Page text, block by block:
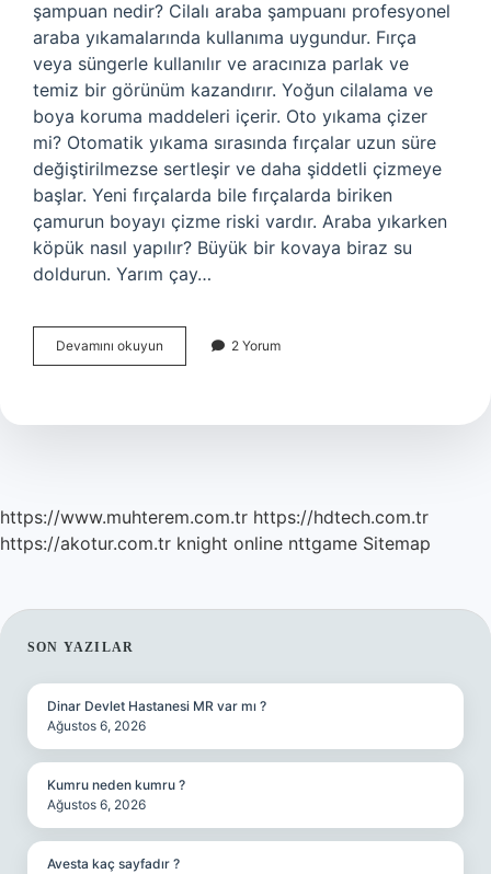
şampuan nedir? Cilalı araba şampuanı profesyonel
araba yıkamalarında kullanıma uygundur. Fırça
veya süngerle kullanılır ve aracınıza parlak ve
temiz bir görünüm kazandırır. Yoğun cilalama ve
boya koruma maddeleri içerir. Oto yıkama çizer
mi? Otomatik yıkama sırasında fırçalar uzun süre
değiştirilmezse sertleşir ve daha şiddetli çizmeye
başlar. Yeni fırçalarda bile fırçalarda biriken
çamurun boyayı çizme riski vardır. Araba yıkarken
köpük nasıl yapılır? Büyük bir kovaya biraz su
doldurun. Yarım çay…
Devamını okuyun
Yıkama
2 Yorum
https://www.muhterem.com.tr https://hdtech.com.tr
https://akotur.com.tr knight online nttgame Sitemap
SIDEBAR
SON YAZILAR
Dinar Devlet Hastanesi MR var mı ?
Ağustos 6, 2026
Kumru neden kumru ?
Ağustos 6, 2026
Avesta kaç sayfadır ?